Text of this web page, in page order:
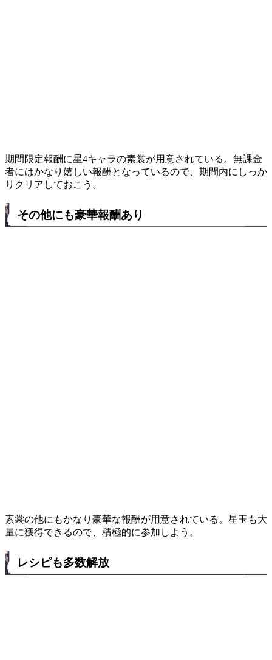
期間限定報酬に星4キャラの素裳が用意されている。無課金
者にはかなり嬉しい報酬となっているので、期間内にしっか
りクリアしておこう。
その他にも豪華報酬あり
素裳の他にもかなり豪華な報酬が用意されている。星玉も大
量に獲得できるので、積極的に参加しよう。
レシピも多数解放